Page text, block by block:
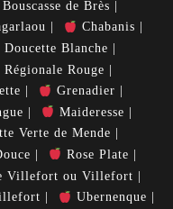
Bouscasse de Brès
Chabanis
Doucette Blanche
Régionale Rouge
Grenadier
Maideresse
Verte de Mende
Rose Plate
Villefort ou Villefort
Ubernenque